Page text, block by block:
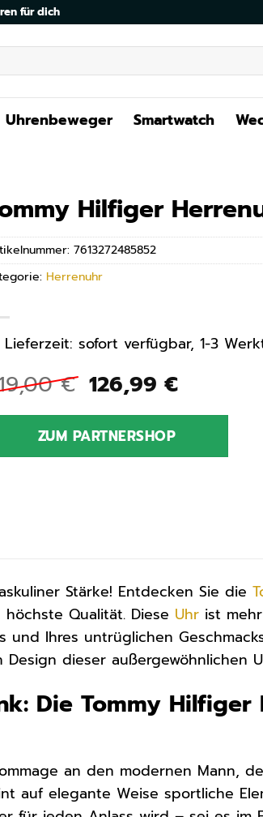
für dich
Uhrenbeweger Smartwatch
Hilfiger
€ Ursprünglicher
Preis
war:
219,00 €
126,99 €Aktueller
ist:
Lieferzeit: sofort verfügbar, 1-3
ZUM PARTNERSHOP
7613272485852
Herrenuhr
Stärke! Entdecken Sie die
Qualität. Diese Uhr ist
Ihres untrüglichen
dieser außergewöhnlichen
Die Tommy Hilfiger
an den modernen Mann,
auf elegante Weise sportliche